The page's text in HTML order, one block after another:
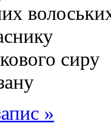
сиру
»